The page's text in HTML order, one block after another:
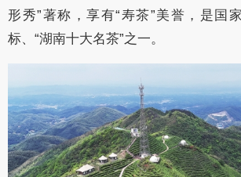
形秀”著称，享有“寿茶”美誉，是国
标、“湖南十大名茶”之一。